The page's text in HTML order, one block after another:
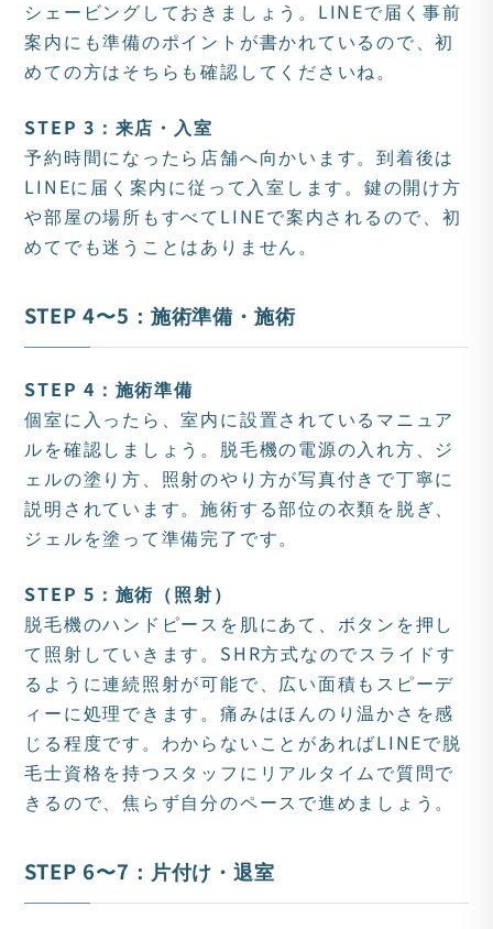
シェービングしておきましょう。LINEで届く事前
案内にも準備のポイントが書かれているので、初
めての方はそちらも確認してくださいね。
STEP 3：来店・入室
予約時間になったら店舗へ向かいます。到着後は
LINEに届く案内に従って入室します。鍵の開け方
や部屋の場所もすべてLINEで案内されるので、初
めてでも迷うことはありません。
STEP 4〜5：施術準備・施術
STEP 4：施術準備
個室に入ったら、室内に設置されているマニュア
ルを確認しましょう。脱毛機の電源の入れ方、ジ
ェルの塗り方、照射のやり方が写真付きで丁寧に
説明されています。施術する部位の衣類を脱ぎ、
ジェルを塗って準備完了です。
STEP 5：施術（照射）
脱毛機のハンドピースを肌にあて、ボタンを押し
て照射していきます。SHR方式なのでスライドす
るように連続照射が可能で、広い面積もスピーデ
ィーに処理できます。痛みはほんのり温かさを感
じる程度です。わからないことがあればLINEで脱
毛士資格を持つスタッフにリアルタイムで質問で
きるので、焦らず自分のペースで進めましょう。
STEP 6〜7：片付け・退室